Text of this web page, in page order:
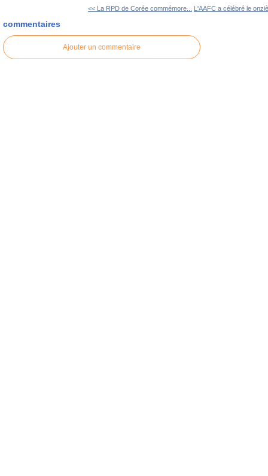
<< La RPD de Corée commémore... L'AAFC a célébré le
commentaires
Ajouter un commentaire